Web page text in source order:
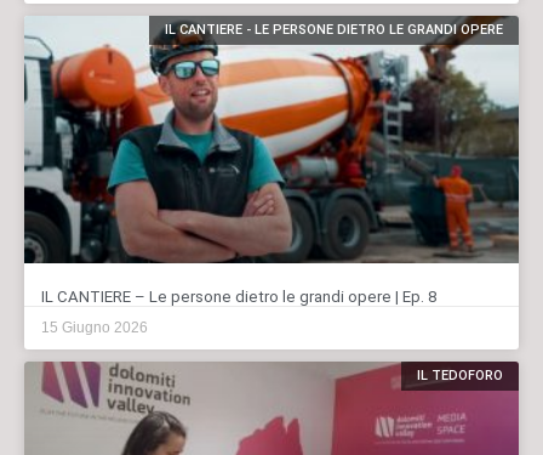
IL CANTIERE - LE PERSONE DIETRO LE GRANDI OPERE
IL CANTIERE – Le persone dietro le grandi opere | Ep. 8
15 Giugno 2026
IL TEDOFORO